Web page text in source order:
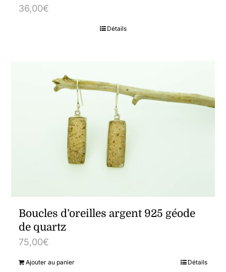
36,00€
Détails
Boucles d’oreilles argent 925 géode
de quartz
75,00€
Ajouter au panier Détails